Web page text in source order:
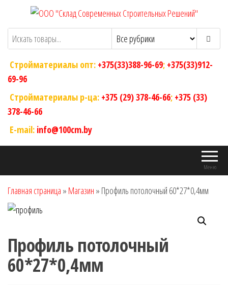
содержимому
ООО "Склад Современных Строительных
Решений"
Оптовый магазин строительных
материалов
Стройматериалы опт: +375(33)388-96-69; +375(33)912-
69-96
Стройматериалы р-ца: +375 (29) 378-46-66; +375 (33)
378-46-66
E-mail: info@100cm.by
Меню
Главная страница » Магазин » Профиль потолочный 60*27*0,4мм
Профиль потолочный
60*27*0,4мм